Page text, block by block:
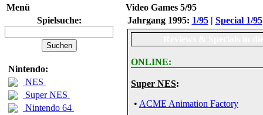
Menü
Video Games 5/95
Spielsuche:
Nintendo:
NES
Super NES
Nintendo 64
Jahrgang 1995: 1/95| Special 1/95
ONLINE:
Super NES:
• ACME Animation Factory